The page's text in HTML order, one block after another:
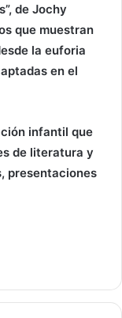
de Jochy
que muestran
la euforia
en el
infantil que
de literatura y
presentaciones